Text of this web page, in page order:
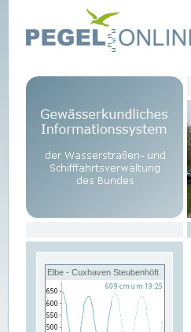
Elbe - Cuxhaven Steubenhöft